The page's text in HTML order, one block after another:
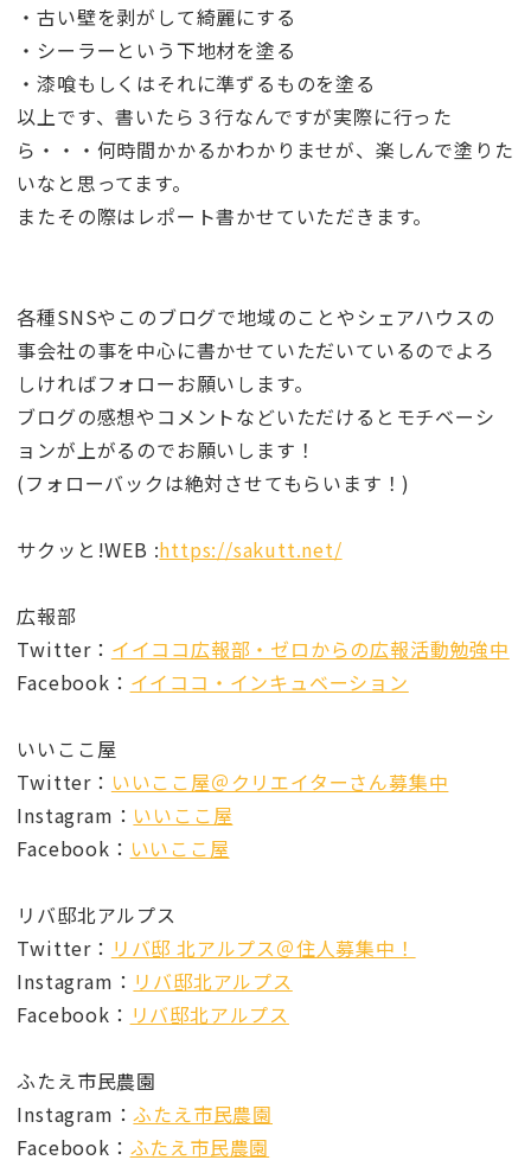
・古い壁を剥がして綺麗にする
・シーラーという下地材を塗る
・漆喰もしくはそれに準ずるものを塗る
以上です、書いたら３行なんですが実際に行った
ら・・・何時間かかるかわかりませが、楽しんで塗りた
いなと思ってます。
またその際はレポート書かせていただきます。
各種SNSやこのブログで地域のことやシェアハウスの
事会社の事を中心に書かせていただいているのでよろ
しければフォローお願いします。
ブログの感想やコメントなどいただけるとモチベーシ
ョンが上がるのでお願いします！
(フォローバックは絶対させてもらいます！)
サクッと!WEB :https://sakutt.net/
広報部
Twitter： イイココ広報部・ゼロからの広報活動勉強中
Facebook： イイココ・インキュベーション
いいここ屋
Twitter： いいここ屋＠クリエイターさん募集中
Instagram： いいここ屋
Facebook： いいここ屋
リバ邸北アルプス
Twitter： リバ邸 北アルプス＠住人募集中！
Instagram： リバ邸北アルプス
Facebook： リバ邸北アルプス
ふたえ市民農園
Instagram：ふたえ市民農園
Facebook： ふたえ市民農園